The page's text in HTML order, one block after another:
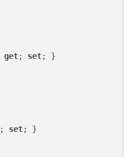
get; set; }
; set; }